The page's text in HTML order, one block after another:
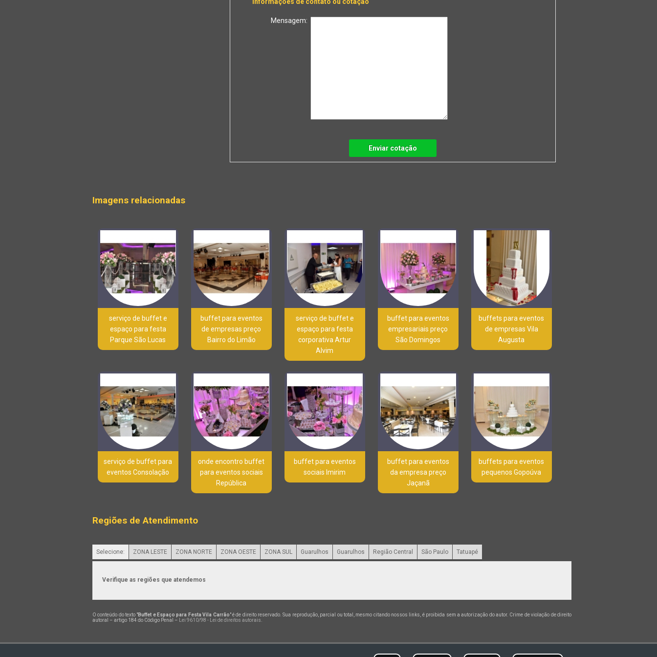
Mensagem:
Enviar cotação
Imagens relacionadas
serviço de buffet e
espaço para festa
Parque São Lucas
buffet para eventos
de empresas preço
Bairro do Limão
serviço de buffet e
espaço para festa
corporativa Artur
Alvim
buffet para eventos
empresariais preço
São Domingos
buffets para eventos
de empresas Vila
Augusta
serviço de buffet para
eventos Consolação
onde encontro buffet
para eventos sociais
República
buffet para eventos
sociais Imirim
buffet para eventos
da empresa preço
Jaçanã
buffets para eventos
pequenos Gopoúva
Regiões de Atendimento
Selecione: ZONA LESTE ZONA NORTE ZONA OESTE ZONA SUL Guarulhos Guarulhos Região Central São Paulo Tatuapé
Verifique as regiões que atendemos
O conteúdo do texto "Buffet e Espaço para Festa Vila Carrão" é de direito reservado. Sua reprodução, parcial ou total, mesmo citando nossos links, é proibida sem a autorização do autor. Crime de violação de direito
autoral – artigo 184 do Código Penal –
Lei 9610/98 - Lei de direitos autorais